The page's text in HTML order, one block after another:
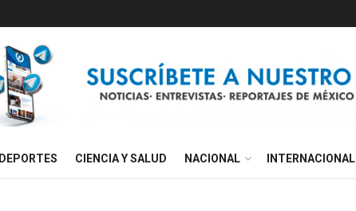
DEPORTES CIENCIA Y SALUD NACIONAL INTERNACIONAL